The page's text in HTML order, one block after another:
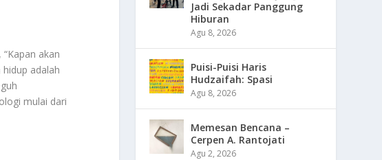
akan
adalah
mulai dari
Jadi Sekadar Panggung
Hiburan
Agu 8, 2026
Puisi-Puisi Haris
Hudzaifah: Spasi
Agu 8, 2026
Memesan Bencana –
Cerpen A. Rantojati
Agu 2, 2026